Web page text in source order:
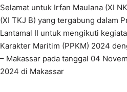
Selamat untuk Irfan Maulana (XI
(XI TKJ B) yang tergabung dalam
Lantamal II untuk mengikuti
Karakter Maritim (PPKM) 2024
– Makassar pada tanggal 04
2024 di Makassar